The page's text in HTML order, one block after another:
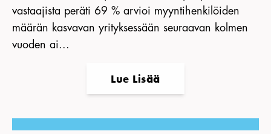
vastaajista peräti 69 % arvioi myyntihenkilöiden
määrän kasvavan yrityksessään seuraavan kolmen
vuoden ai...
Lue Lisää